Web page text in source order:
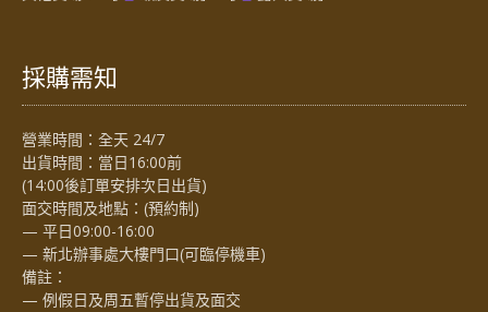
採購需知
營業時間：全天 24/7
出貨時間：當日16:00前
(14:00後訂單安排次日出貨)
面交時間及地點：(預約制)
— 平日09:00-16:00
— 新北辦事處大樓門口(可臨停機車)
備註：
— 例假日及周五暫停出貨及面交